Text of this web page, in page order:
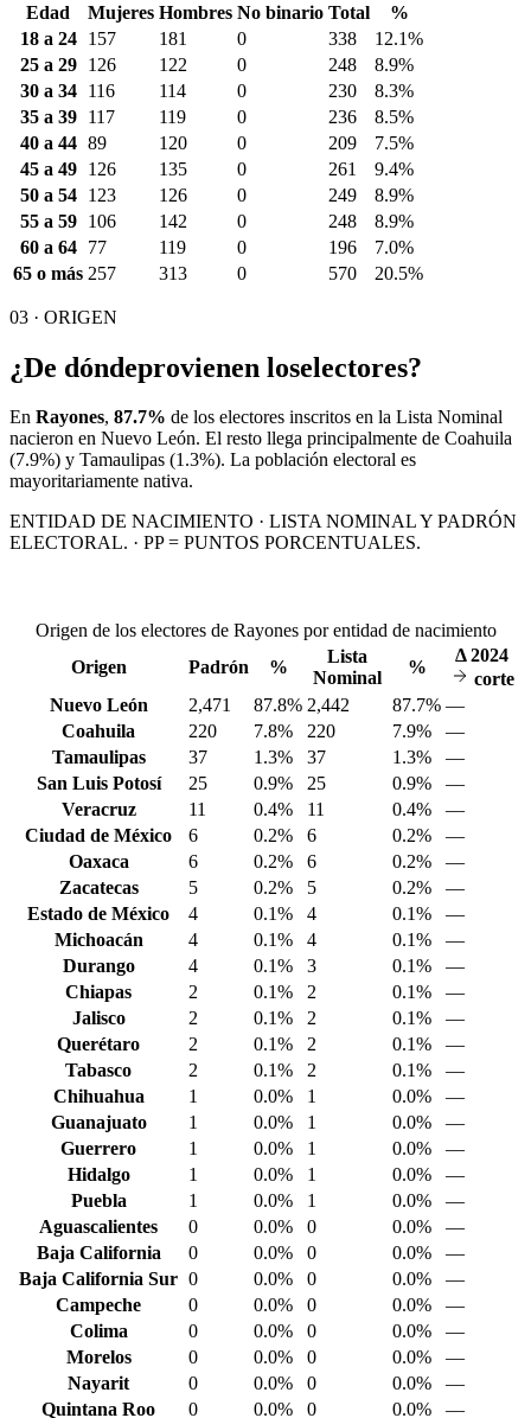
Edad
Mujeres Hombres No binario Total
%
18 a 24
157 181 0 338
12.1%
25 a 29
126 122 0 248
8.9%
30 a 34
116 114 0 230
8.3%
35 a 39
117 119 0 236
8.5%
40 a 44 89 120 0 209
7.5%
45 a 49
126 135 0 261
9.4%
50 a 54
123 126 0 249
8.9%
55 a 59
106 142 0 248
8.9%
60 a 64
77 119 0 196
7.0%
65 o más 257 313 0 570 20.5%
03 · ORIGEN
¿De dóndeprovienen loselectores?
En Rayones, 87.7% de los electores inscritos en la Lista Nominal
nacieron en Nuevo León. El resto llega principalmente de Coahuila
(7.9%) y Tamaulipas (1.3%). La población electoral es
mayoritariamente nativa.
ENTIDAD DE NACIMIENTO · LISTA NOMINAL Y PADRÓN
ELECTORAL. · PP = PUNTOS PORCENTUALES.
Origen de los electores de Rayones por entidad de nacimiento
Origen
Padrón %
Lista
Nominal
%
Δ2024
corte
Nuevo León
2,471 87.8% 2,442 87.7% —
Coahuila
220 7.8% 220 7.9%
—
Tamaulipas
37 1.3% 37 1.3%
—
San Luis Potosí
25 0.9% 25 0.9%
—
Veracruz
11 0.4% 11 0.4%
—
Ciudad de México
6 0.2% 6 0.2%
—
Oaxaca
6 0.2% 6 0.2%
—
Zacatecas
5 0.2% 5 0.2%
—
Estado de México
4 0.1% 4 0.1%
—
Michoacán
4 0.1% 4 0.1%
—
Durango
4 0.1% 3 0.1%
—
Chiapas
2 0.1% 2 0.1%
—
Jalisco
2 0.1% 2 0.1%
—
Querétaro
2 0.1% 2 0.1%
—
Tabasco
2 0.1% 2 0.1%
—
Chihuahua
1 0.0% 1 0.0%
—
Guanajuato
1 0.0% 1 0.0%
—
Guerrero
1 0.0% 1 0.0%
—
Hidalgo
1 0.0% 1 0.0%
—
Puebla
1 0.0% 1 0.0%
—
Aguascalientes
0 0.0% 0 0.0%
—
Baja California
0 0.0% 0 0.0%
—
Baja California Sur 0 0.0% 0 0.0%
—
Campeche
0 0.0% 0 0.0%
—
Colima
0 0.0% 0 0.0%
—
Morelos
0 0.0% 0 0.0%
—
Nayarit
0 0.0% 0 0.0%
—
Quintana Roo
0 0.0% 0 0.0% —